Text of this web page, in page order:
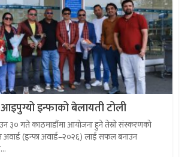
इन्फाको बेलायती टोली
३० गते काठमाडौंमा आयोजना हुने तेस्रो संस्करणको
अवार्ड (इन्फा अवार्ड–२०२६) लाई सफल बनाउन